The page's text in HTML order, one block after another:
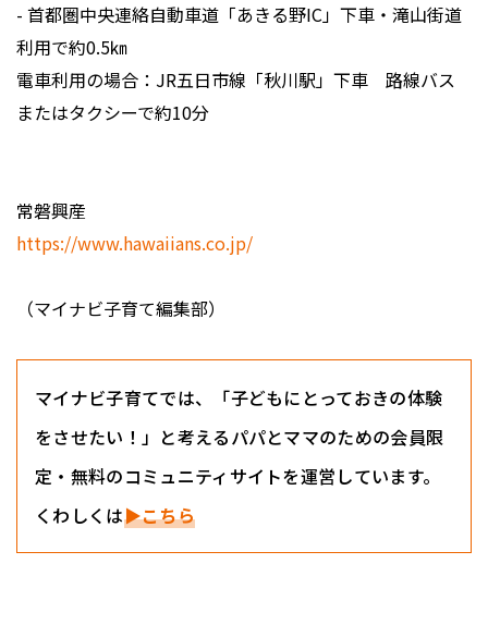
- 首都圏中央連絡自動車道「あきる野IC」下車・滝山街道
利用で約0.5㎞
電車利用の場合：JR五日市線「秋川駅」下車 路線バス
またはタクシーで約10分
常磐興産
https://www.hawaiians.co.jp/
（マイナビ子育て編集部）
マイナビ子育てでは、「子どもにとっておきの体験
をさせたい！」と考えるパパとママのための会員限
定・無料のコミュニティサイトを運営しています。
くわしくは▶こちら